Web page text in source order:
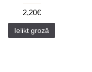
2,20€
Ielikt grozā